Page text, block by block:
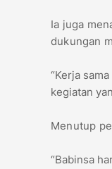
Ia juga
dukungan
“Kerja
kegiatan
Menutup
“Babinsa